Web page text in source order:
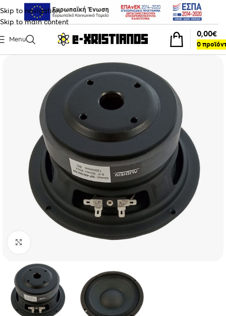
Skip to navigation
Skip to main content
Menu
0
0,00€